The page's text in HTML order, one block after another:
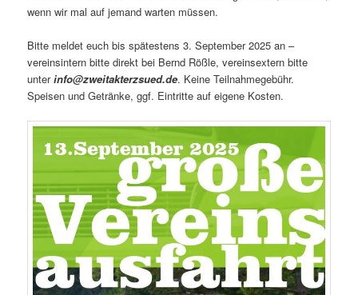
wenn wir mal auf jemand warten müssen.
Bitte meldet euch bis spätestens 3. September 2025 an –
vereinsintern bitte direkt bei Bernd Rößle, vereinsextern bitte
unterinfo@zweitakterzsued.de. Keine Teilnahmegebühr.
Speisen und Getränke, ggf. Eintritte auf eigene Kosten.